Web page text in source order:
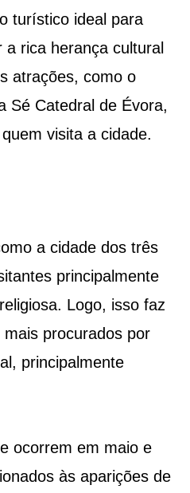
turístico ideal para
rica herança cultural
atrações, como o
Sé Catedral de Évora,
visita a cidade.
a cidade dos três
principalmente
Logo, isso faz
procurados por
principalmente
ocorrem em maio e
às aparições de